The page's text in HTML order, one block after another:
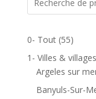
0- Tout(55)
1- Villes & villages
Argeles sur
Banyuls-Sur-